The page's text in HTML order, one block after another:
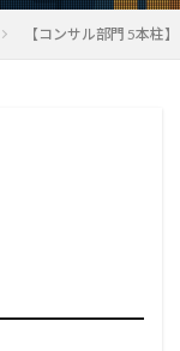
【コンサル部門 5本柱